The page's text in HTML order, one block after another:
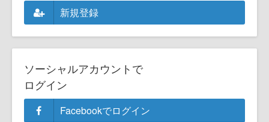
新規登録
ソーシャルアカウントで
ログイン
Facebookでログイン